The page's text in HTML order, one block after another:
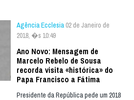
Agência Ecclesia 02 de Janeiro de
2018, �s 10:49
Ano Novo: Mensagem de
Marcelo Rebelo de Sousa
recorda visita «histórica» do
Papa Francisco a Fátima
Presidente da República pede um 2018